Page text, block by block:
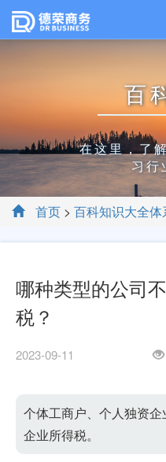
百
在这里，了
习行
首页 > 百科知识大全体
哪种类型的公司
税？
2023-09-11
个体工商户、个人独资
企业所得税。